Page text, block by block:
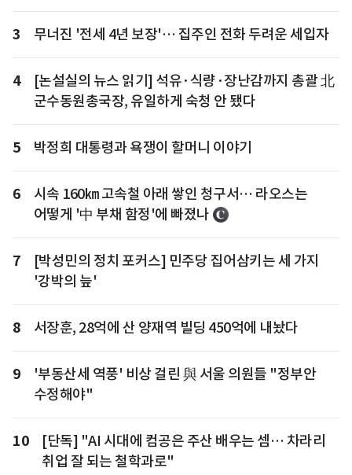
3 무너진 '전세 4년 보장'… 집주인 전화 두려운 세입자
4
[논설실의 뉴스 읽기] 석유·식량·장난감까지 총괄 北
군수동원총국장, 유일하게 숙청 안 됐다
5 박정희 대통령과 욕쟁이 할머니 이야기
6
시속 160㎞ 고속철 아래 쌓인 청구서… 라오스는
어떻게 '中 부채 함정'에 빠졌나
7
[박성민의 정치 포커스] 민주당 집어삼키는 세 가지
'강박의 늪'
8 서장훈, 28억에 산 양재역 빌딩 450억에 내놨다
9
'부동산세 역풍' 비상 걸린 與 서울 의원들 "정부안
수정해야"
10
[단독] "AI 시대에 컴공은 주산 배우는 셈… 차라리
취업 잘 되는 철학과로"